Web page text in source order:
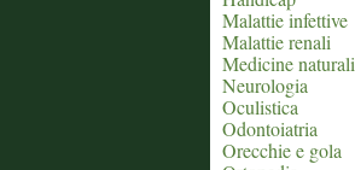
Malattie infettive
Malattie renali
Medicine naturali
Neurologia
Oculistica
Odontoiatria
Orecchie e gola